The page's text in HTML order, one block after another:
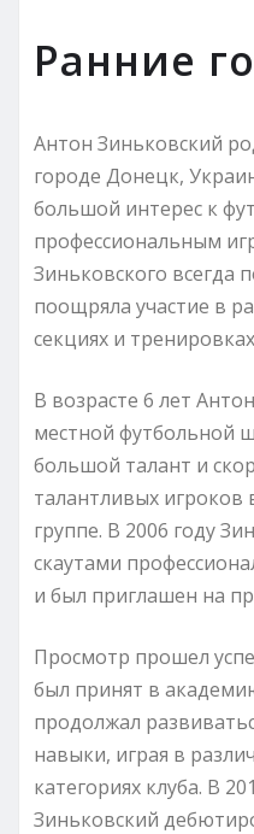
Ранние
Антон Зиньковский
городе Донецк,
большой интерес к
профессиональным
Зиньковского всегда
поощряла участие в
секциях и
В возрасте 6 лет
местной футбольной
большой талант и
талантливых игроков
группе. В 2006 году
скаутами
и был приглашен на
Просмотр прошел
был принят в
продолжал
навыки, играя в
категориях клуба. В
Зиньковский